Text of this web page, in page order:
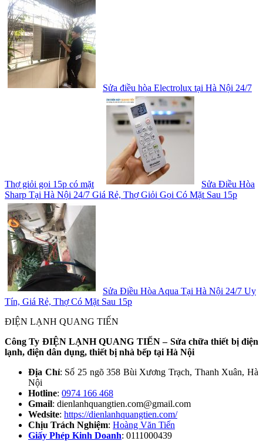
Sửa điều hòa Electrolux tại Hà Nội 24/7
Thợ giỏi gọi 15p có mặt
Sửa Điều Hòa
Sharp Tại Hà Nội 24/7 Giá Rẻ, Thợ Giỏi Gọi Có Mặt Sau 15p
Sửa Điều Hòa Aqua Tại Hà Nội 24/7 Uy
Tín, Giá Rẻ, Thợ Có Mặt Sau 15p
ĐIỆN LẠNH QUANG TIẾN
Công Ty ĐIỆN LẠNH QUANG TIẾN – Sửa chữa thiết bị điện
lạnh, điện dân dụng, thiết bị nhà bếp tại Hà Nội
Địa Chỉ: Số 25 ngõ 358 Bùi Xương Trạch, Thanh Xuân, Hà
Nội
Hotline: 0974 166 468
Gmail: dienlanhquangtien.com@gmail.com
Wedsite: https://dienlanhquangtien.com/
Chịu Trách Nghiệm: Hoàng Văn Tiến
Giấy Phép Kinh Doanh: 0111000439